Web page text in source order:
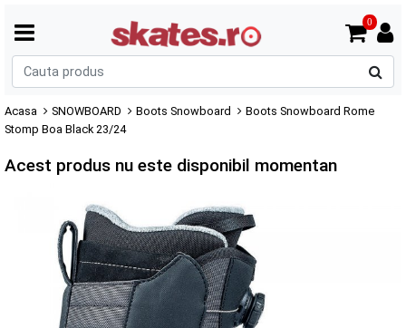
0
Acasa SNOWBOARD Boots Snowboard
Boots Snowboard Rome
Stomp Boa Black 23/24
Acest produs nu este disponibil momentan